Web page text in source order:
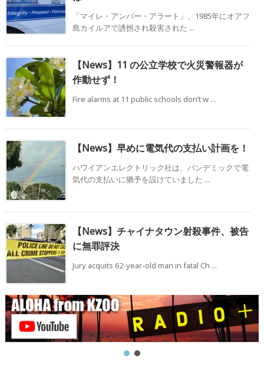
「マイレ・アンバー・アラート」、1985年にオアフ
島カイルアで誘拐され殺害された ...
【News】11 の公立学校で火災警報器が
作動せず！
Fire alarms at 11 public schools don’t w ...
【News】早めに電気代の支払い計画を！
ハワイアンエレクトリック社は、パンデミックで電
気代の支払いに猶予を設けていました ...
【News】チャイナタウン射殺事件、被告
に無罪評決
Jury acquits 62-year-old man in fatal Ch ...